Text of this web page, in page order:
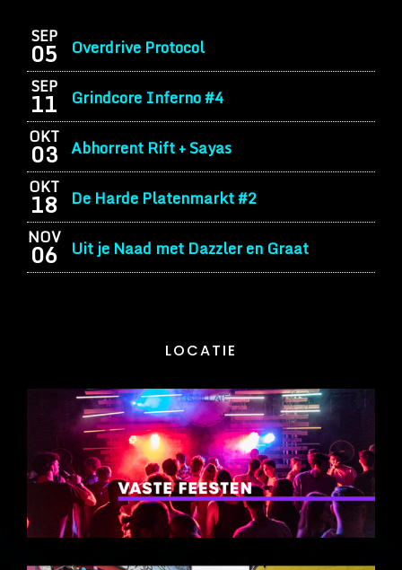
SEP
05 Overdrive Protocol
SEP
11 Grindcore Inferno #4
OKT
03 Abhorrent Rift + Sayas
OKT
18 De Harde Platenmarkt #2
NOV
06 Uit je Naad met Dazzler en Graat
LOCATIE